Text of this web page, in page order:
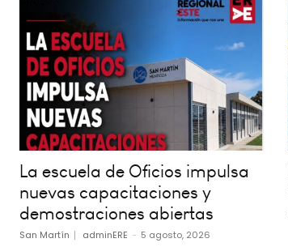
La escuela de Oficios impulsa
nuevas capacitaciones y
demostraciones abiertas
San Martín adminERE - 5 agosto, 2026